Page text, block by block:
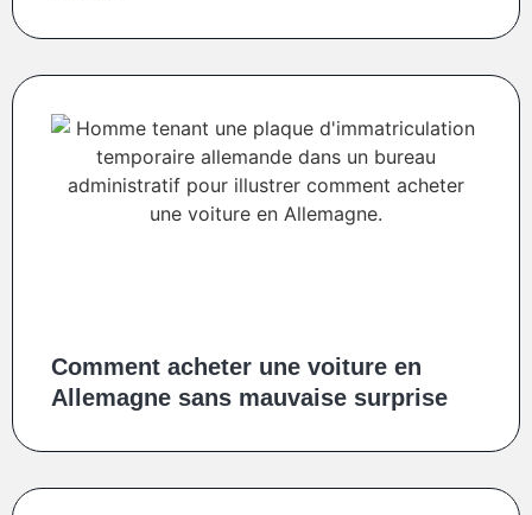
Comment acheter une voiture en
Allemagne sans mauvaise surprise